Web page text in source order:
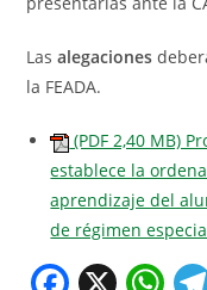
Lasalegaciones
la FEADA.
(PDF 2,40 MB)
establece la
aprendizaje del
de régimen